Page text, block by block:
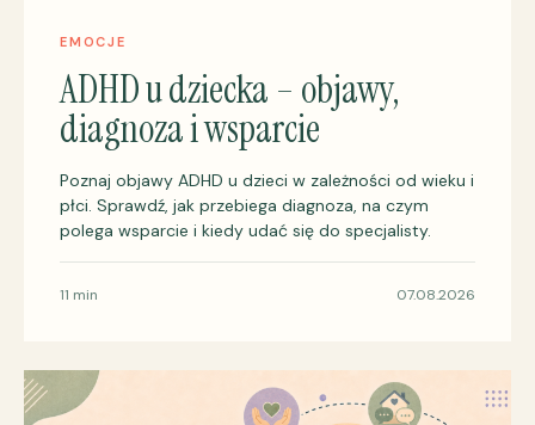
EMOCJE
ADHD u dziecka – objawy,
diagnoza i wsparcie
Poznaj objawy ADHD u dzieci w zależności od wieku i
płci. Sprawdź, jak przebiega diagnoza, na czym
polega wsparcie i kiedy udać się do specjalisty.
11 min 07.08.2026